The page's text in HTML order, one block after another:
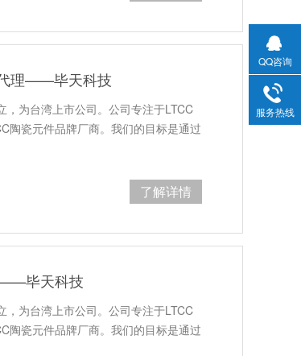
理——毕天科技
为台湾上市公司。公司专注于LTCC
陶瓷元件品牌厂商。我们的目标是通过
了解详情
——毕天科技
为台湾上市公司。公司专注于LTCC
陶瓷元件品牌厂商。我们的目标是通过
QQ咨询
服务热线